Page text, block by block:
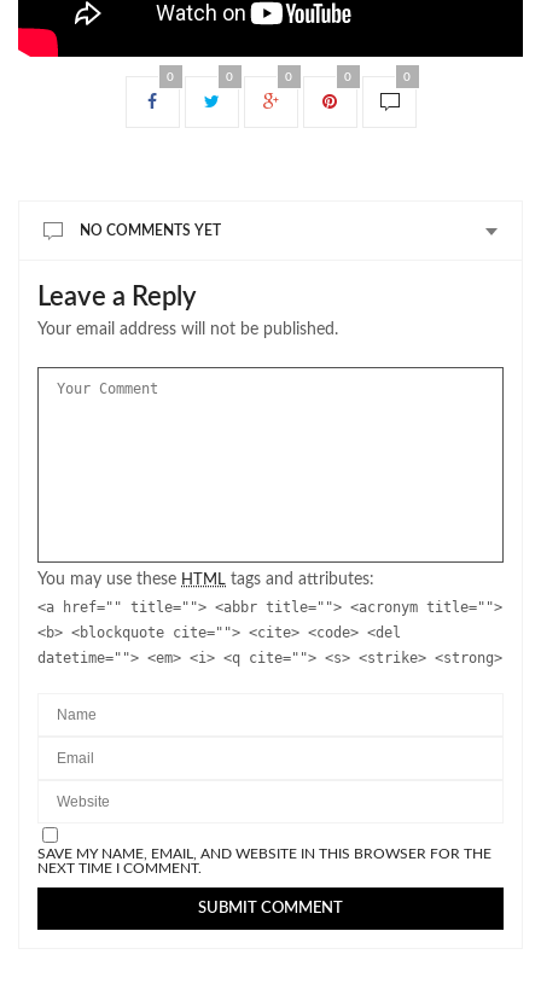
0 0 0 0 0
NO COMMENTS YET
Leave a Reply
Your email address will not be published.
You may use these HTML tags and attributes:
<a href="" title=""> <abbr title=""> <acronym title="">
<b> <blockquote cite=""> <cite> <code> <del
datetime=""> <em> <i> <q cite=""> <s> <strike> <strong>
SAVE MY NAME, EMAIL, AND WEBSITE IN THIS BROWSER FOR THE
NEXT TIME I COMMENT.